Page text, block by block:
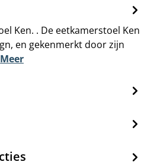
Ken. . De eetkamerstoel Ken
en gekenmerkt door zijn
Meer